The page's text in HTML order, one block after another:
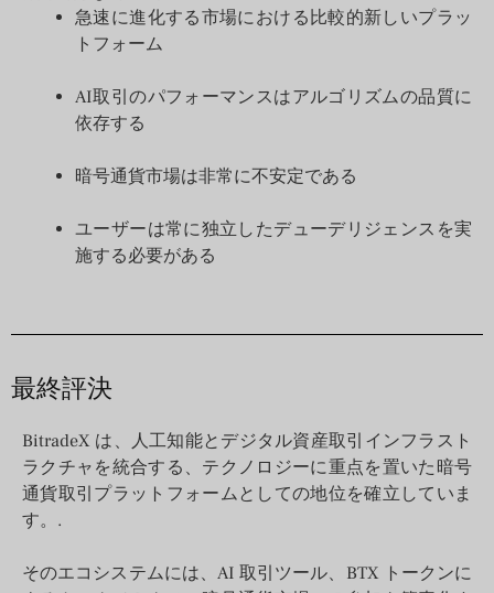
急速に進化する市場における比較的新しいプラッ
トフォーム
AI取引のパフォーマンスはアルゴリズムの品質に
依存する
暗号通貨市場は非常に不安定である
ユーザーは常に独立したデューデリジェンスを実
施する必要がある
最終評決
BitradeX は、人工知能とデジタル資産取引インフラスト
ラクチャを統合する、テクノロジーに重点を置いた暗号
通貨取引プラットフォームとしての地位を確立していま
す。.
そのエコシステムには、AI 取引ツール、BTX トークンに